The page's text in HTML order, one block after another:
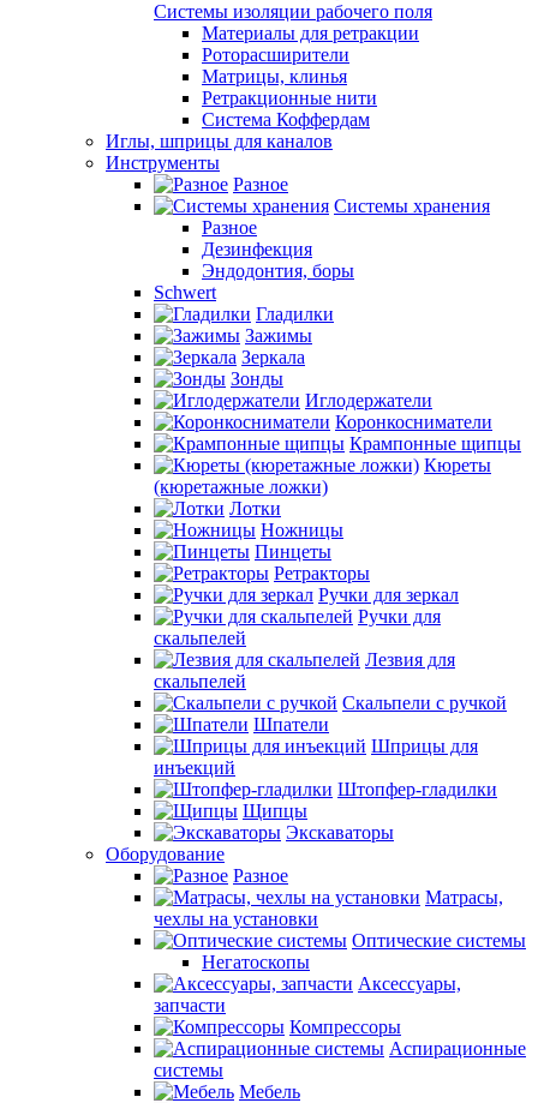
Системы изоляции рабочего поля
Материалы для ретракции
Роторасширители
Матрицы, клинья
Ретракционные нити
Система Коффердам
Иглы, шприцы для каналов
Инструменты
Разное
Системы хранения
Разное
Дезинфекция
Эндодонтия, боры
Schwert
Гладилки
Зажимы
Зеркала
Зонды
Иглодержатели
Коронкосниматели
Крампонные щипцы
Кюреты
(кюретажные ложки)
Лотки
Ножницы
Пинцеты
Ретракторы
Ручки для зеркал
Ручки для
скальпелей
Лезвия для
скальпелей
Скальпели с ручкой
Шпатели
Шприцы для
инъекций
Штопфер-гладилки
Щипцы
Экскаваторы
Оборудование
Разное
Матрасы,
чехлы на установки
Оптические системы
Негатоскопы
Аксессуары,
запчасти
Компрессоры
Аспирационные
системы
Мебель